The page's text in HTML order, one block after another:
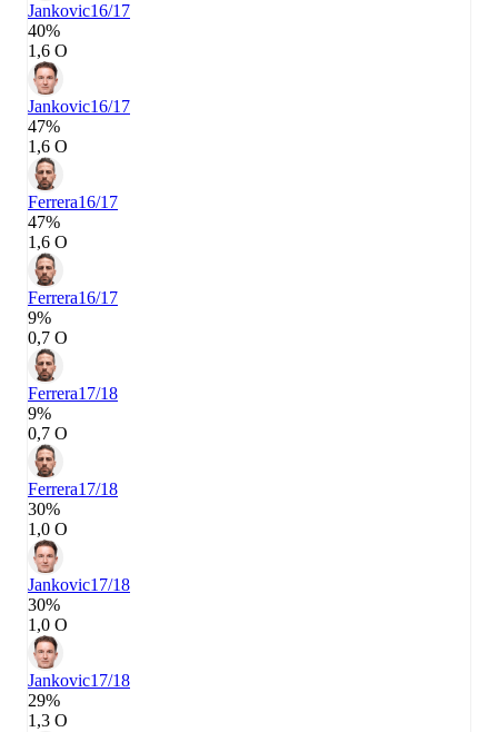
Jankovic16/17
40%
1,6 О
Jankovic16/17
47%
1,6 О
Ferrera16/17
47%
1,6 О
Ferrera16/17
9%
0,7 О
Ferrera17/18
9%
0,7 О
Ferrera17/18
30%
1,0 О
Jankovic17/18
30%
1,0 О
Jankovic17/18
29%
1,3 О